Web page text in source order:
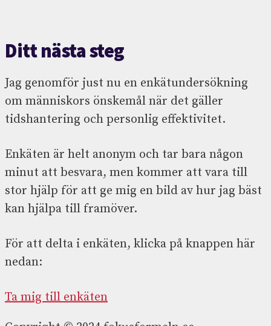
Ditt nästa steg
Jag genomför just nu en enkätundersökning
om människors önskemål när det gäller
tidshantering och personlig effektivitet.
Enkäten är helt anonym och tar bara någon
minut att besvara, men kommer att vara till
stor hjälp för att ge mig en bild av hur jag bäst
kan hjälpa till framöver.
För att delta i enkäten, klicka på knappen här
nedan:
Ta mig till enkäten